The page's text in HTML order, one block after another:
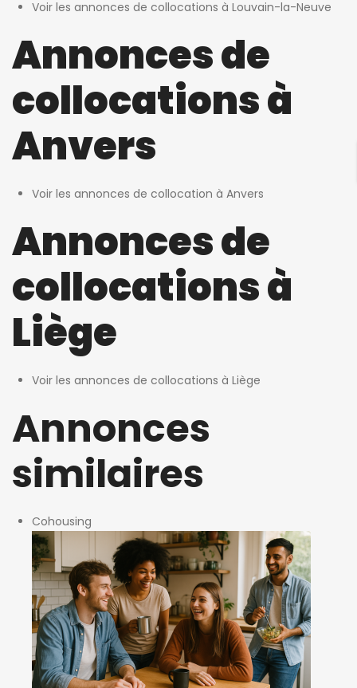
Voir les annonces de collocations à Louvain-la-Neuve
Annonces de
collocations à
Anvers
Voir les annonces de collocation à Anvers
Annonces de
collocations à
Liège
Voir les annonces de collocations à Liège
Annonces
similaires
Cohousing